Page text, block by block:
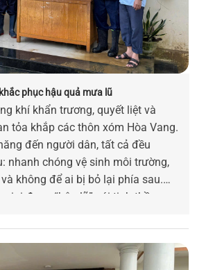
phục hậu quả mưa lũ
khí khẩn trương, quyết liệt và
tỏa khắp các thôn xóm Hòa Vang.
đến người dân, tất cả đều
nhanh chóng vệ sinh môi trường,
không để ai bị bỏ lại phía sau.
đoạn “hậu lũ” với tinh thần